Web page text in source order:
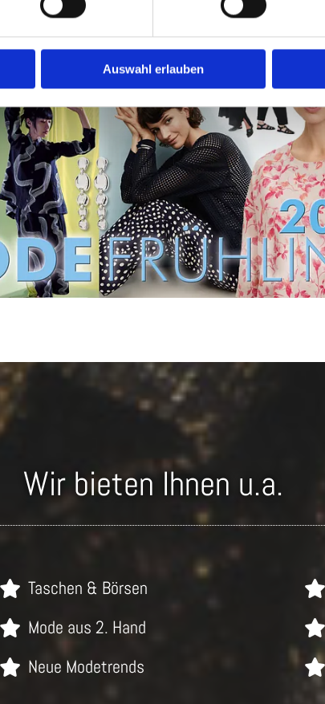
Auswahl erlauben
Wir bieten Ihnen u.a.
Taschen & Börsen
Mode aus 2. Hand
Neue Modetrends